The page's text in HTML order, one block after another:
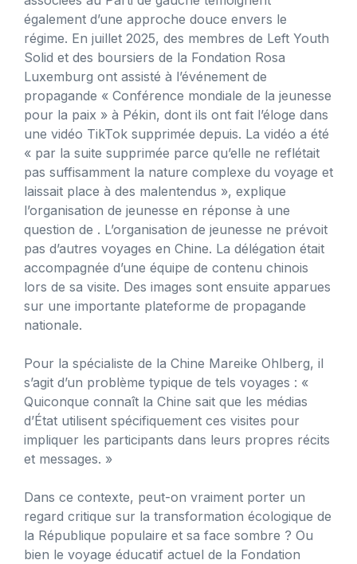
également d’une approche douce envers le
régime. En juillet 2025, des membres de Left Youth
Solid et des boursiers de la Fondation Rosa
Luxemburg ont assisté à l’événement de
propagande « Conférence mondiale de la jeunesse
pour la paix » à Pékin, dont ils ont fait l’éloge dans
une vidéo TikTok supprimée depuis. La vidéo a été
« par la suite supprimée parce qu’elle ne reflétait
pas suffisamment la nature complexe du voyage et
laissait place à des malentendus », explique
l’organisation de jeunesse en réponse à une
question de . L’organisation de jeunesse ne prévoit
pas d’autres voyages en Chine. La délégation était
accompagnée d’une équipe de contenu chinois
lors de sa visite. Des images sont ensuite apparues
sur une importante plateforme de propagande
nationale.
Pour la spécialiste de la Chine Mareike Ohlberg, il
s’agit d’un problème typique de tels voyages : «
Quiconque connaît la Chine sait que les médias
d’État utilisent spécifiquement ces visites pour
impliquer les participants dans leurs propres récits
et messages. »
Dans ce contexte, peut-on vraiment porter un
regard critique sur la transformation écologique de
la République populaire et sa face sombre ? Ou
bien le voyage éducatif actuel de la Fondation